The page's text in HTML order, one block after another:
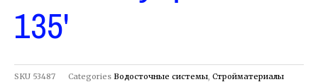
135'
SKU 53487 Categories Водосточные системы, Стройматериалы